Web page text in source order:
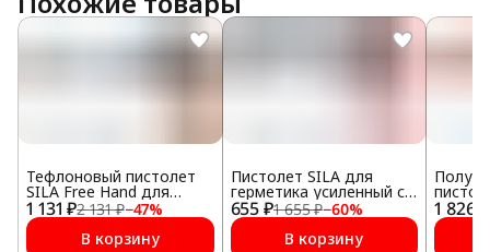
1 131 ₽2 131 ₽−47%
Тефлоновый пистолет
SILA Free Hand для
монтажной пены
В корзину
655 ₽1 655 ₽−60%
Пистолет SILA для
герметика усиленный с
регулятором подачи
В корзину
1 826 ₽